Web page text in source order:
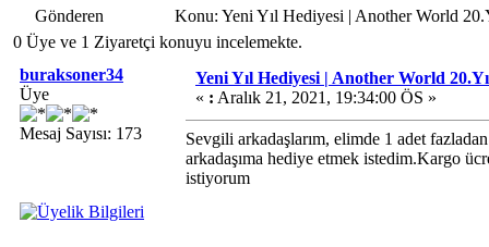
Gönderen
Konu: Yeni Yıl Hediyesi | Another World
0 Üye ve 1 Ziyaretçi konuyu incelemekte.
buraksoner34
Üye
Mesaj Sayısı: 173
Yeni Yıl Hediyesi | Another World
« : Aralık 21, 2021, 19:34:00 ÖS »
Sevgili arkadaşlarım, elimde 1 adet
arkadaşıma hediye etmek istedim.Kargo
istiyorum